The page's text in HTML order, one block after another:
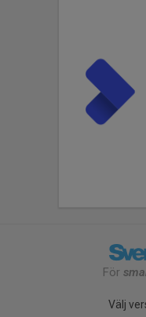
För
Välj